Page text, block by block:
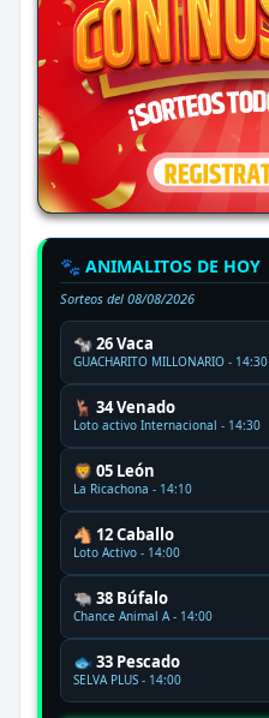
🐾 ANIMALITOS DE HOY
Sorteos del 08/08/2026
🐄 26 Vaca
GUACHARITO MILLONARIO - 14:30
🦌 34 Venado
Loto activo Internacional - 14:30
🦁 05 León
La Ricachona - 14:10
🐴 12 Caballo
Loto Activo - 14:00
🐃 38 Búfalo
Chance Animal A - 14:00
🐟 33 Pescado
SELVA PLUS - 14:00